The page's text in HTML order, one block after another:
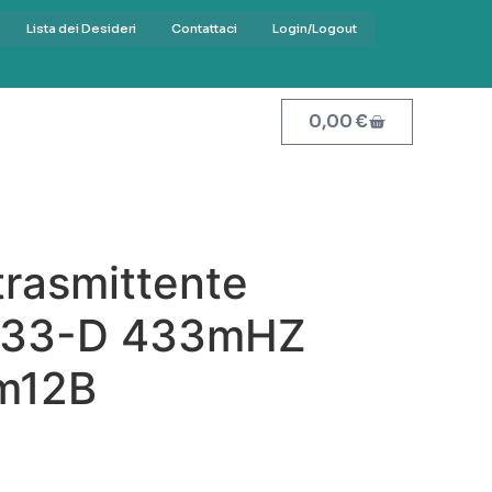
Lista dei Desideri Contattaci Login/Logout
0,00€
D 433mHZ